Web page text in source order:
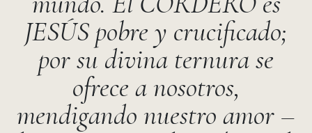
JESÚS pobre y crucificado;
por su divina ternura se
ofrece a nosotros,
mendigando nuestro amor –